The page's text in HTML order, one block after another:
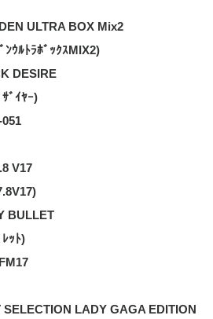
ULTRA BOX Mix2
ﾞｯｸｽMIX2)
DESIRE
ｰ)
V17
BULLET
ﾄ)
LADY GAGA EDITION